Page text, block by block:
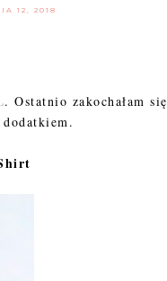
12, 2018
. Ostatnio zakochałam się